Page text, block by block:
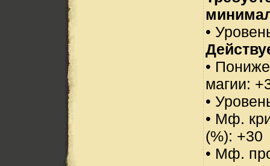
•
•
магии:
•
• Мф.
(%): +30
• Мф.